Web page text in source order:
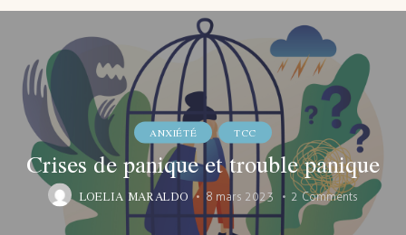
ANXIÉTÉ TCC
Crises de panique et trouble panique
LOELIA MARALDO 8 mars 2023 2 Comments